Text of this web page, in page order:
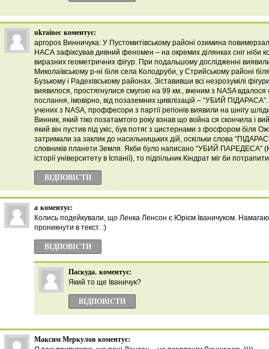
ukrainec коментує:
apropos Винничука: У Пустомитівському районі озимина
НАСА зафіксував дивний феномен – на окремих ділянках сніг ніби
виразних геометричних фігур. При подальшому дослідженні
Миколаївському р-ні біля села Колодруби, у Стрийському районі
Бузькому і Радехівському районах. Зіставивши всі незрозумілі
виявилося, простягнулися смугою на 99 км., вченим з NASA
послання, імовірно, від позаземних цивілізацій – “УБИЙ
учених з NASA, проффесори з партії регіонів виявили на шнігу
Винник, який тіко позатамтого року взнав що война ся скончила і
який він пустив під укіс, був потяг з цистернами з фосфором біля
затримали за заклик до насильницьких дій, оскільки слова
словників планети Земля. Якби було написано “УБИЙ ПАРЕДЕСА”
історії університету в Іспанії), то підпільник Кіндрат міг би
ВІДПОВІCТИ
а коментує:
Колись подейкували, що Ленка Ленсон є Юрієм Іваничуком.
проникнути в текст. :)
ВІДПОВІCТИ
Паскуда. коментує:
Який то ще Іваничук?
ВІДПОВІCТИ
Максим Меркулов коментує: